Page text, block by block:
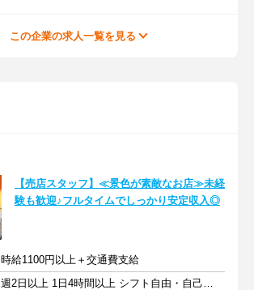
この企業の求人一覧を見る
【売店スタッフ】≪景色が素敵なお店≫未経
験も歓迎♪フルタイムでしっかり安定収入◎
時給1100円以上＋交通費支給
週2日以上 1日4時間以上 シフト自由・自己申告